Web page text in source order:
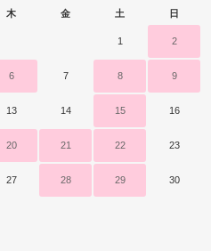
木 金 土 日
1 2
6 7 8 9
13 14 15 16
20 21 22 23
27 28 29 30